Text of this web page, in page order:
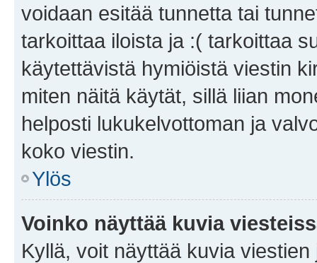
voidaan esitää tunnetta tai
tarkoittaa iloista ja :( tarkoittaa
käytettävistä hymiöistä viestin
miten näitä käytät, sillä liian
helposti lukukelvottoman ja
koko viestin.
Ylös
Voinko näyttää kuvia
Kyllä, voit näyttää kuvia